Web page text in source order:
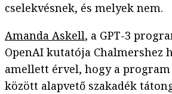
cselekvésnek, és melyek nem.
Amanda Askell, a GPT-3
OpenAI kutatója Chalmershez
amellett érvel, hogy a program
között alapvető szakadék